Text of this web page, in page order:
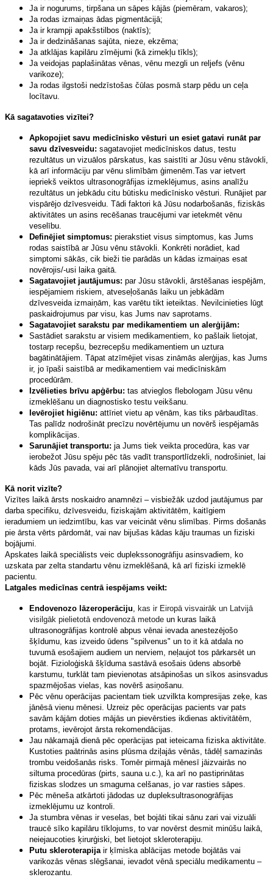
Ja ir nogurums, tirpšana un sāpes kājās (piemēram, vakaros);
Ja rodas izmaiņas ādas pigmentācijā;
Ja ir krampji apakšstilbos (naktīs);
Ja ir dedzināšanas sajūta, nieze, ekzēma;
Ja atklājas kapilāru zīmējumi (kā zirnekļu tīkls);
Ja veidojas paplašinātas vēnas, vēnu mezgli un reljefs (vēnu
varikoze);
Ja rodas ilgstoši nedzīstošas čūlas posmā starp pēdu un ceļa
locītavu.
Kā sagatavoties vizītei?
Apkopojiet savu medicīnisko vēsturi un esiet gatavi runāt par
savu dzīvesveidu: sagatavojiet medicīniskos datus, testu
rezultātus un vizuālos pārskatus, kas saistīti ar Jūsu vēnu stāvokli,
kā arī informāciju par vēnu slimībām ģimenēm.Tas var ietvert
iepriekš veiktos ultrasonogrāfijas izmeklējumus, asins analīžu
rezultātus un jebkādu citu būtisku medicīnisko vēsturi. Runājiet par
vispārējo dzīvesveidu. Tādi faktori kā Jūsu nodarbošanās, fiziskās
aktivitātes un asins recēšanas traucējumi var ietekmēt vēnu
veselību.
Definējiet simptomus: pierakstiet visus simptomus, kas Jums
rodas saistībā ar Jūsu vēnu stāvokli. Konkrēti norādiet, kad
simptomi sākās, cik bieži tie parādās un kādas izmaiņas esat
novērojis/-usi laika gaitā.
Sagatavojiet jautājumus: par Jūsu stāvokli, ārstēšanas iespējām,
iespējamiem riskiem, atveseļošanās laiku un jebkādām
dzīvesveida izmaiņām, kas varētu tikt ieteiktas. Nevilcinieties lūgt
paskaidrojumus par visu, kas Jums nav saprotams.
Sagatavojiet sarakstu par medikamentiem un alerģijām:
Sastādiet sarakstu ar visiem medikamentiem, ko pašlaik lietojat,
tostarp recepšu, bezrecepšu medikamentiem un uztura
bagātinātājiem. Tāpat atzīmējiet visas zināmās alerģijas, kas Jums
ir, jo īpaši saistībā ar medikamentiem vai medicīniskām
procedūrām.
Izvēlieties brīvu apģērbu: tas atvieglos flebologam Jūsu vēnu
izmeklēšanu un diagnostisko testu veikšanu.
Ievērojiet higiēnu: attīriet vietu ap vēnām, kas tiks pārbaudītas.
Tas palīdz nodrošināt precīzu novērtējumu un novērš iespējamās
komplikācijas.
Sarunājiet transportu: ja Jums tiek veikta procedūra, kas var
ierobežot Jūsu spēju pēc tās vadīt transportlīdzekli, nodrošiniet, lai
kāds Jūs pavada, vai arī plānojiet alternatīvu transportu.
Kā norit vizīte?
Vizītes laikā ārsts noskaidro anamnēzi – visbiežāk uzdod jautājumus par
darba specifiku, dzīvesveidu, fiziskajām aktivitātēm, kaitīgiem
ieradumiem un iedzimtību, kas var veicināt vēnu slimības. Pirms došanās
pie ārsta vērts pārdomāt, vai nav bijušas kādas kāju traumas un fiziski
bojājumi.
Apskates laikā speciālists veic duplekssonogrāfiju asinsvadiem, ko
uzskata par zelta standartu vēnu izmeklēšanā, kā arī fiziski izmeklē
pacientu.
Latgales medicīnas centrā iespējams veikt:
Endovenozo lāzeroperāciju kas irEiropā visvairāk un Latvijā
visilgāk pielietotā endovenozā metode un kuras laikā
ultrasonogrāfijas kontrolē abpus vēnai ievada anestezējošo
šķīdumu, kas izveido ūdens "spilvenus" un to it kā atdala no
tuvumā esošajiem audiem un nerviem, neļaujot tos pārkarsēt un
bojāt. Fizioloģiskā šķīduma sastāvā esošais ūdens absorbē
karstumu, turklāt tam pievienotas atsāpinošas un sīkos asinsvadus
spazmējošas vielas, kas novērš asiņošanu.
Pēc vēnu operācijas pacientam tiek uzvilkta kompresijas zeķe, kas
jānēsā vienu mēnesi. Uzreiz pēc operācijas pacients var pats
savām kājām doties mājās un pievērsties ikdienas aktivitātēm,
protams, ievērojot ārsta rekomendācijas.
Jau nākamajā dienā pēc operācijas pat ieteicama fiziska aktivitāte.
Kustoties paātrinās asins plūsma dziļajās vēnās, tādēļ samazinās
trombu veidošanās risks. Tomēr pirmajā mēnesī jāizvairās no
siltuma procedūras (pirts, sauna u.c.), ka arī no pastiprinātas
fiziskas slodzes un smaguma celšanas, jo var rasties sāpes.
Pēc mēneša atkārtoti jādodas uz dupleksultrasonogrāfijas
izmeklējumu uz kontroli.
Ja stumbra vēnas ir veselas, bet bojāti tikai sānu zari vai vizuāli
traucē sīko kapilāru tīklojums, to var novērst desmit minūšu laikā,
neiejaucoties ķirurģiski, bet lietojot skleroterapiju.
Putu skleroterapija ir ķīmiska ablācijas metode bojātās vai
varikozās vēnas slēgšanai, ievadot vēnā speciālu medikamentu –
sklerozantu.